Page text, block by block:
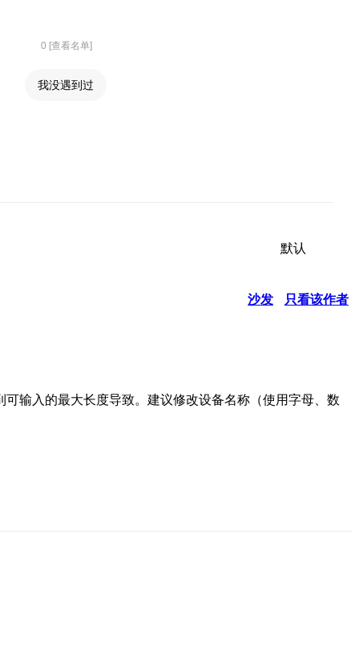
0 [查看名单]
我没遇到过
默认
沙发 只看该作者
输入的最大长度导致。建议修改设备名称（使用字母、数